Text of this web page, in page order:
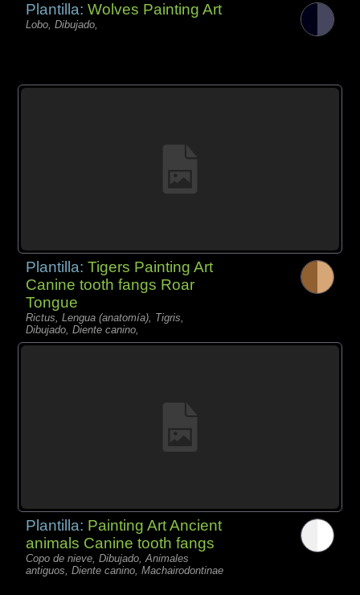
Plantilla:Wolves Painting Art
Lobo, Dibujado,
Plantilla:Tigers Painting Art
Canine tooth fangs Roar
Tongue
Rictus, Lengua (anatomía), Tigris,
Dibujado, Diente canino,
Plantilla: Painting Art Ancient
animals Canine tooth fangs
Copo de nieve, Dibujado, Animales
antiguos, Diente canino, Machairodontinae